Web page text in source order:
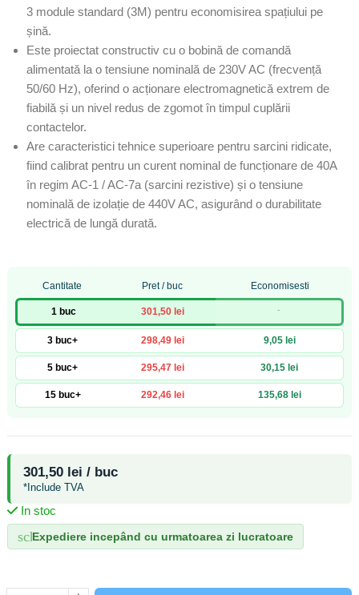
3 module standard (3M) pentru economisirea spațiului pe
șină.
Este proiectat constructiv cu o bobină de comandă
alimentată la o tensiune nominală de 230V AC (frecvență
50/60 Hz), oferind o acționare electromagnetică extrem de
fiabilă și un nivel redus de zgomot în timpul cuplării
contactelor.
Are caracteristici tehnice superioare pentru sarcini ridicate,
fiind calibrat pentru un curent nominal de funcționare de 40A
în regim AC-1 / AC-7a (sarcini rezistive) și o tensiune
nominală de izolație de 440V AC, asigurând o durabilitate
electrică de lungă durată.
Cantitate Pret / buc Economisesti
1 buc 301,50 lei -
3 buc+ 298,49 lei 9,05 lei
5 buc+ 295,47 lei 30,15 lei
15 buc+ 292,46 lei 135,68 lei
301,50 lei / buc
*Include TVA
In stoc
schedule
Expediere incepând cu urmatoarea zi lucratoare